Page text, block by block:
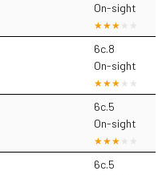
On-sight
6c.8
On-sight
6c.5
On-sight
6c.5